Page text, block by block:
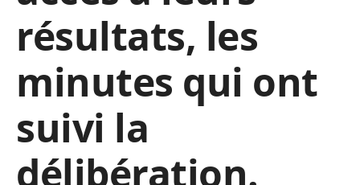
résultats, les
minutes qui ont
suivi la
délibération.